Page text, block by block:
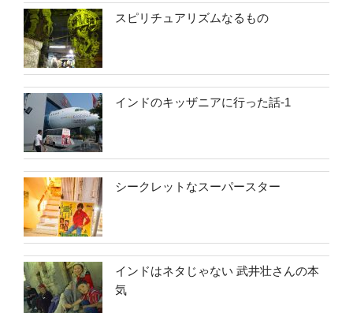
スピリチュアリズムなるもの
インドのキッザニアに行った話-1
シークレットなスーパースター
インドはネタじゃない 武井壮さんの本
気